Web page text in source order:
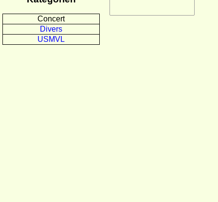
Concert
Divers
USMVL